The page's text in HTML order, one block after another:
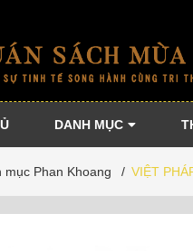
DANH MỤC
mục Phan Khoang / VIỆT